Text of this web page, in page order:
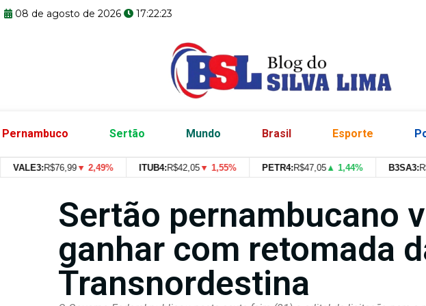
08 de agosto de 2026 17:22:24
Pernambuco Sertão Mundo Brasil Esporte
VALE3:R$76,99▼ 2,49% ITUB4:R$42,05▼ 1,55% PETR4:R$47,05▲ 1,44% B3SA3:R$----
Sertão pernambucano
ganhar com retomada
Transnordestina